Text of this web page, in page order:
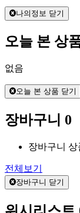
나의정보 닫기
오늘 본 상
없음
오늘 본 상품 닫기
장바구니 0
장바구니 상
전체보기
장바구니 닫기